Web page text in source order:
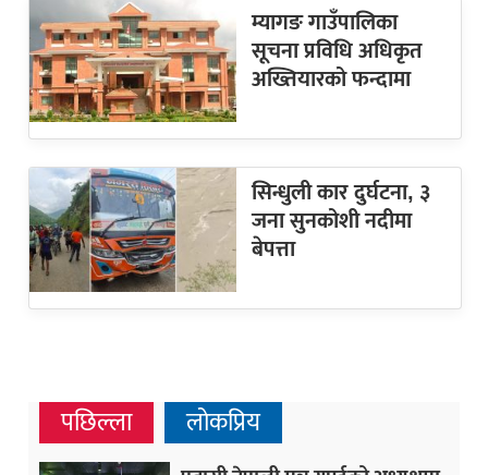
म्यागङ गाउँपालिका
सूचना प्रविधि अधिकृत
अख्तियारको फन्दामा
सिन्धुली कार दुर्घटना, ३
जना सुनकोशी नदीमा
बेपत्ता
पछिल्ला लोकप्रिय